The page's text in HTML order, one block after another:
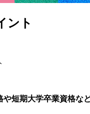
ント
や短期大学卒業資格な